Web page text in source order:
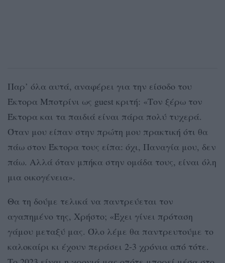
Παρ’ όλα αυτά, αναφέρει για την είσοδο του
Έκτορα Μποτρίνι ως guest κριτή: «Τον ξέρω τον
Έκτορα και τα παιδιά είναι πάρα πολύ τυχερά.
Όταν μου είπαν στην πρώτη μου πρακτική ότι θα
πάω στον Έκτορα τους είπα: όχι, Παναγία μου, δεν
πάω. Αλλά όταν μπήκα στην ομάδα τους, είναι όλη
μια οικογένεια».
Θα τη δούμε τελικά να παντρεύεται τον
αγαπημένο της, Χρήστο; «Έχει γίνει πρόταση
γάμου μεταξύ μας. Όλο λέμε θα παντρευτούμε το
καλοκαίρι κι έχουν περάσει 2-3 χρόνια από τότε.